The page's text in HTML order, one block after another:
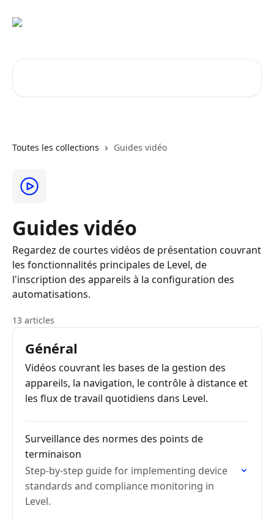
Toutes les collections Guides vidéo
Guides vidéo
Regardez de courtes vidéos de présentation couvrant
les fonctionnalités principales de Level, de
l'inscription des appareils à la configuration des
automatisations.
13 articles
Général
Vidéos couvrant les bases de la gestion des
appareils, la navigation, le contrôle à distance et
les flux de travail quotidiens dans Level.
Surveillance des normes des points de
terminaison
Step-by-step guide for implementing device
standards and compliance monitoring in
Level.